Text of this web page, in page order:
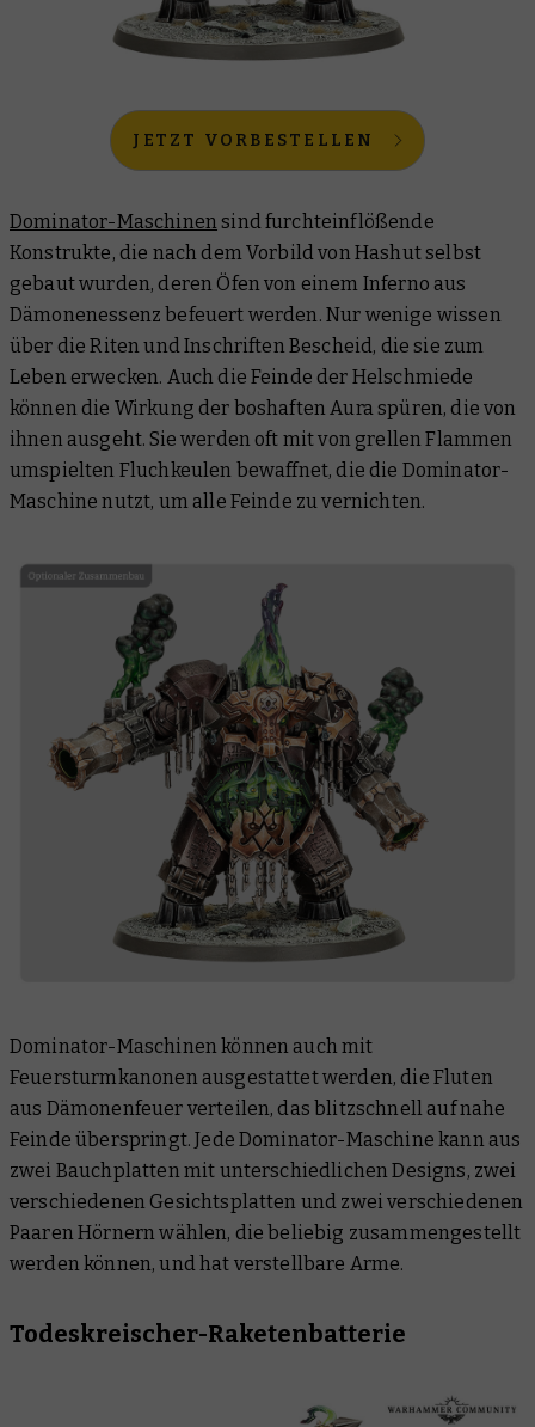
JETZT VORBESTELLEN
Dominator-Maschinen sind furchteinflößende
Konstrukte, die nach dem Vorbild von Hashut selbst
gebaut wurden, deren Öfen von einem Inferno aus
Dämonenessenz befeuert werden. Nur wenige wissen
über die Riten und Inschriften Bescheid, die sie zum
Leben erwecken. Auch die Feinde der Helschmiede
können die Wirkung der boshaften Aura spüren, die von
ihnen ausgeht. Sie werden oft mit von grellen Flammen
umspielten Fluchkeulen bewaffnet, die die Dominator-
Maschine nutzt, um alle Feinde zu vernichten.
Dominator-Maschinen können auch mit
Feuersturmkanonen ausgestattet werden, die Fluten
aus Dämonenfeuer verteilen, das blitzschnell auf nahe
Feinde überspringt. Jede Dominator-Maschine kann aus
zwei Bauchplatten mit unterschiedlichen Designs, zwei
verschiedenen Gesichtsplatten und zwei verschiedenen
Paaren Hörnern wählen, die beliebig zusammengestellt
werden können, und hat verstellbare Arme.
Todeskreischer-Raketenbatterie